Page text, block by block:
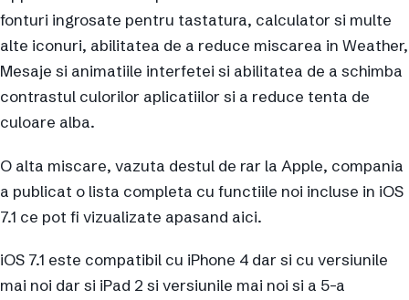
fonturi ingrosate pentru tastatura, calculator si multe
alte iconuri, abilitatea de a reduce miscarea in Weather,
Mesaje si animatiile interfetei si abilitatea de a schimba
contrastul culorilor aplicatiilor si a reduce tenta de
culoare alba.
O alta miscare, vazuta destul de rar la Apple, compania
a publicat o lista completa cu functiile noi incluse in iOS
7.1 ce pot fi vizualizate apasand aici.
iOS 7.1 este compatibil cu iPhone 4 dar si cu versiunile
mai noi dar si iPad 2 si versiunile mai noi si a 5-a